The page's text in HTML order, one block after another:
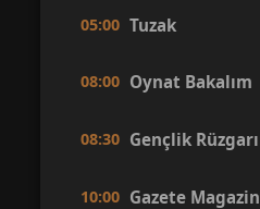
05:00 Tuzak
08:00 Oynat Bakalım
08:30 Gençlik Rüzgarı
10:00 Gazete Magazin